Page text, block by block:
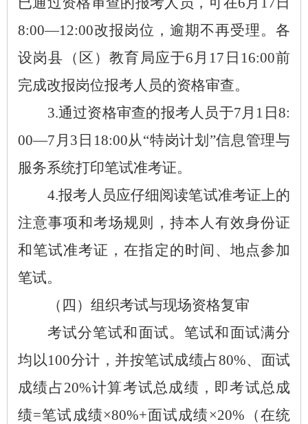
8:00—12:00改报岗位，逾期不再受理。各
设岗县（区）教育局应于6月17日16:00前
完成改报岗位报考人员的资格审查。
3.通过资格审查的报考人员于7月1日8:
00—7月3日18:00从“特岗计划”信息管理与
服务系统打印笔试准考证。
4.报考人员应仔细阅读笔试准考证上的
注意事项和考场规则，持本人有效身份证
和笔试准考证，在指定的时间、地点参加
笔试。
（四）组织考试与现场资格复审
考试分笔试和面试。笔试和面试满分
均以100分计，并按笔试成绩占80%、面试
成绩占20%计算考试总成绩，即考试总成
绩=笔试成绩×80%+面试成绩×20%（在统